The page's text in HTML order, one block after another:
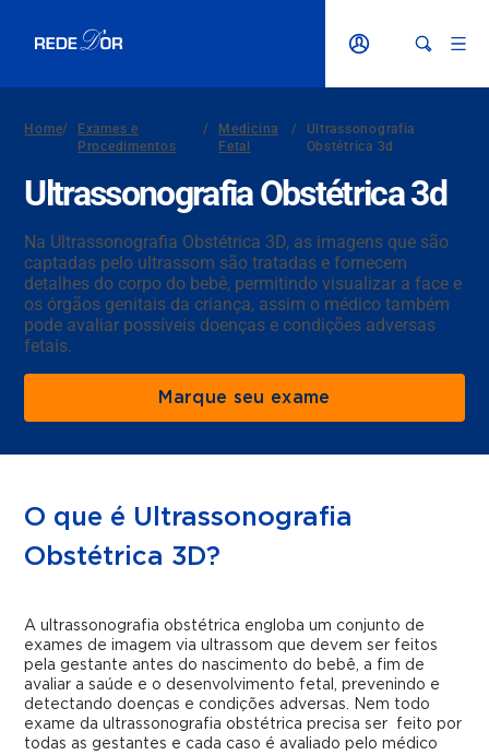
Home/
Exames e
Procedimentos
/
Medicina
Fetal
/
Ultrassonografia
Obstétrica 3d
Ultrassonografia Obstétrica 3d
Na Ultrassonografia Obstétrica 3D, as imagens que são
captadas pelo ultrassom são tratadas e fornecem
detalhes do corpo do bebê, permitindo visualizar a face e
os órgãos genitais da criança, assim o médico também
pode avaliar possíveis doenças e condições adversas
fetais.
Marque seu exame
O que é Ultrassonografia
Obstétrica 3D?
A ultrassonografia obstétrica engloba um conjunto de
exames de imagem via ultrassom que devem ser feitos
pela gestante antes do nascimento do bebê, a fim de
avaliar a saúde e o desenvolvimento fetal, prevenindo e
detectando doenças e condições adversas. Nem todo
exame da ultrassonografia obstétrica precisa ser feito por
todas as gestantes e cada caso é avaliado pelo médico